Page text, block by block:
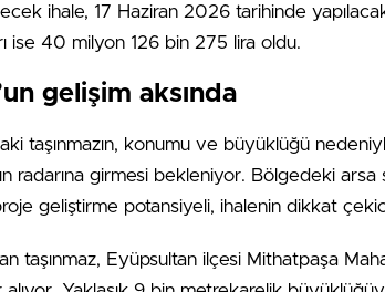
ihale, 17 Haziran 2026 tarihinde
ise 40 milyon 126 bin 275 lira oldu.
gelişim aksında
taşınmazın, konumu ve büyüklüğü
radarına girmesi bekleniyor. Bölgedeki
geliştirme potansiyeli, ihalenin dikkat
taşınmaz, Eyüpsultan ilçesi Mithatpaşa